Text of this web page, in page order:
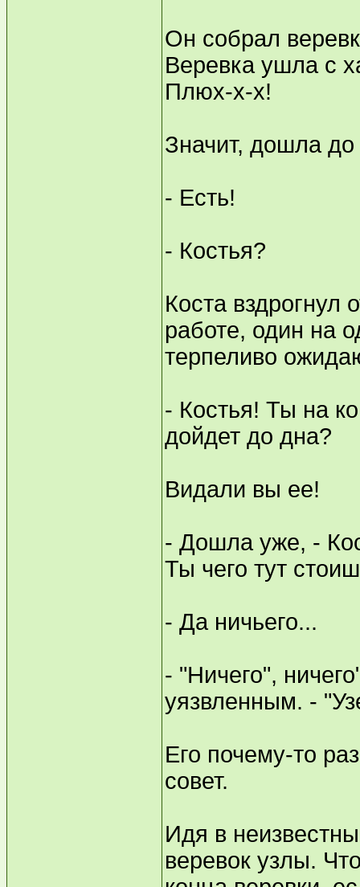
Он собрал
Веревка ушла с
Плюх-х-х!
Значит, дошла
- Есть!
- Костья?
Коста вздрогнул
работе, один на
терпеливо
- Костья! Ты на
дойдет до дна?
Видали вы ее!
- Дошла уже, -
Ты чего тут
- Да ничьего...
- "Ничего",
уязвленным. -
Его почему-то
совет.
Идя в
веревок узлы.